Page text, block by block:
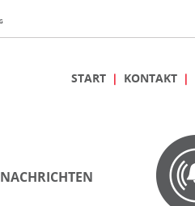
START KONTAKT
NACHRICHTEN